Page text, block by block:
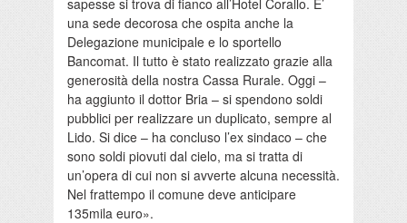
una sede decorosa che ospita anche la
Delegazione municipale e lo sportello
Bancomat. Il tutto è stato realizzato grazie alla
generosità della nostra Cassa Rurale. Oggi –
ha aggiunto il dottor Bria – si spendono soldi
pubblici per realizzare un duplicato, sempre al
Lido. Si dice – ha concluso l’ex sindaco – che
sono soldi piovuti dal cielo, ma si tratta di
un’opera di cui non si avverte alcuna necessità.
Nel frattempo il comune deve anticipare
135mila euro».